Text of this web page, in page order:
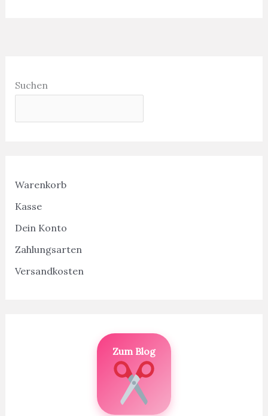
Suchen
Warenkorb
Kasse
Dein Konto
Zahlungsarten
Versandkosten
Zum Blog